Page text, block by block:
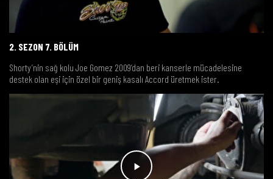
2. SEZON 7. BÖLÜM
Shorty’nin sağ kolu Joe Gomez 2009’dan beri kanserle mücadelesine
destek olan eşi için özel bir geniş kasalı Accord üretmek ister.